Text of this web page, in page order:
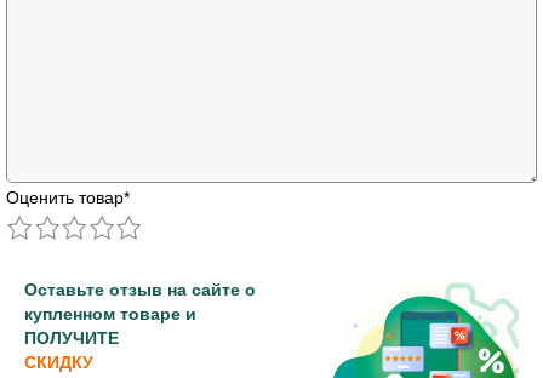
Оценить товар*
Оставьте отзыв на сайте о
купленном товаре и
ПОЛУЧИТЕ
СКИДКУ